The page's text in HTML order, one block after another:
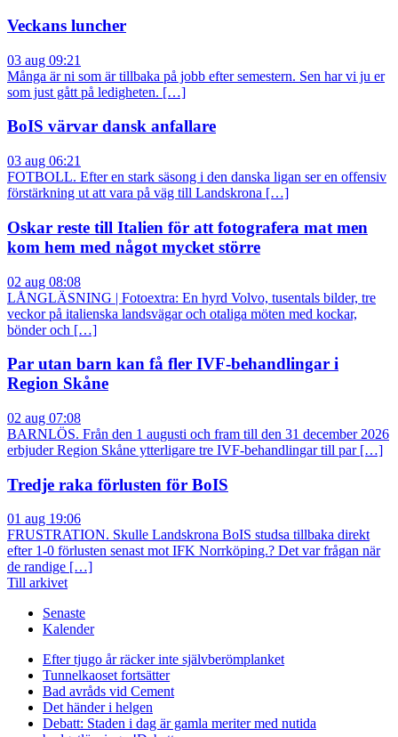
Veckans luncher
03 aug 09:21
Många är ni som är tillbaka på jobb efter semestern. Sen har vi ju er
som just gått på ledigheten. […]
BoIS värvar dansk anfallare
03 aug 06:21
FOTBOLL. Efter en stark säsong i den danska ligan ser en offensiv
förstärkning ut att vara på väg till Landskrona […]
Oskar reste till Italien för att fotografera mat men
kom hem med något mycket större
02 aug 08:08
LÅNGLÄSNING | Fotoextra: En hyrd Volvo, tusentals bilder, tre
veckor på italienska landsvägar och otaliga möten med kockar,
bönder och […]
Par utan barn kan få fler IVF-behandlingar i
Region Skåne
02 aug 07:08
BARNLÖS. Från den 1 augusti och fram till den 31 december 2026
erbjuder Region Skåne ytterligare tre IVF-behandlingar till par […]
Tredje raka förlusten för BoIS
01 aug 19:06
FRUSTRATION. Skulle Landskrona BoIS studsa tillbaka direkt
efter 1-0 förlusten senast mot IFK Norrköping.? Det var frågan när
de randige […]
Till arkivet
Senaste
Kalender
Efter tjugo år räcker inte självberömplanket
Tunnelkaoset fortsätter
Bad avråds vid Cement
Det händer i helgen
Debatt: Staden i dag är gamla meriter med nutida